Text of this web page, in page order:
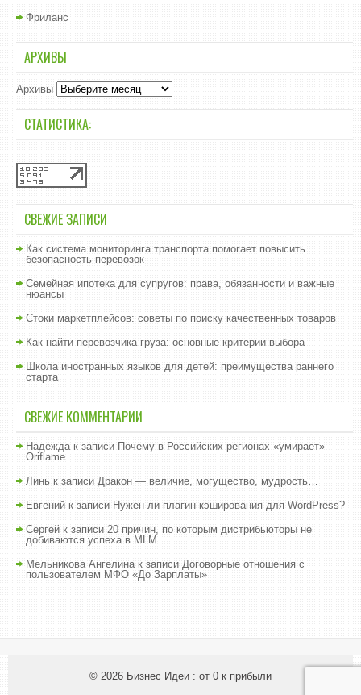
Фриланс
АРХИВЫ
Архивы
СТАТИСТИКА:
СВЕЖИЕ ЗАПИСИ
Как система мониторинга транспорта помогает повысить
безопасность перевозок
Семейная ипотека для супругов: права, обязанности и важные
нюансы
Стоки маркетплейсов: советы по поиску качественных товаров
Как найти перевозчика груза: основные критерии выбора
Школа иностранных языков для детей: преимущества раннего
старта
СВЕЖИЕ КОММЕНТАРИИ
Надеждак записи Почему в Российских регионах «умирает»
Oriflame
Линь к записи Дракон — величие, могущество, мудрость…
Евгений к записи Нужен ли плагин кэширования для WordPress?
Сергей к записи 20 причин, по которым дистрибьюторы не
добиваются успеха в MLM .
Мельникова Ангелинак записи Договорные отношения с
пользователем МФО «До Зарплаты»
© 2026 Бизнес Идеи : от 0 к прибыли